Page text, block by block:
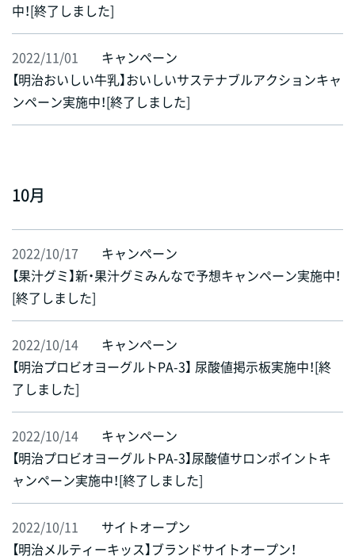
中！[終了しました]
2022/11/01
キャンペーン
【明治おいしい牛乳】おいしいサステナブルアクションキャ
ンペーン実施中！[終了しました]
10月
2022/10/17
キャンペーン
【果汁グミ】新・果汁グミみんなで予想キャンペーン実施中！
[終了しました]
2022/10/14
キャンペーン
【明治プロビオヨーグルトPA-3】 尿酸値掲示板実施中！[終
了しました]
2022/10/14
キャンペーン
【明治プロビオヨーグルトPA-3】尿酸値サロンポイントキ
ャンペーン実施中！[終了しました]
2022/10/11
サイトオープン
【明治メルティーキッス】ブランドサイトオープン！